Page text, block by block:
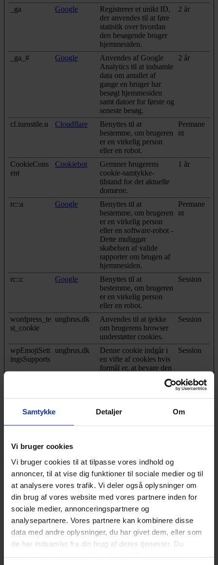
Samtykke Detaljer Om
Vi bruger cookies
Vi bruger cookies til at tilpasse vores indhold og
annoncer, til at vise dig funktioner til sociale medier og til
at analysere vores trafik. Vi deler også oplysninger om
din brug af vores website med vores partnere inden for
sociale medier, annonceringspartnere og
analysepartnere. Vores partnere kan kombinere disse
data med andre oplysninger, du har givet dem, eller som
de har indsamlet fra din brug af deres tjenester. Du
_ga Google
Registrerer et unikt ID,
der anvendes til at føre
statistik over hvordan
den besøgende bruger
hjemmesiden.
2 år
_ga_# Google
Anvendes af Google
Analytics til at indsamle
data om antallet af
gange en bruger har
besøgt hjemmesiden
samt datoer for første og
seneste besøg.
2 år
cf.turnstile.u Cloudflare
Benyttes til at
bestemme, om brugeren
er en virkelig person
eller en robot.
Permane
nt
CookieCons
ent
Cookiebot
Gemmer brugerens
cookie-samtykke-
tilstand for det aktuelle
domæne.
1 år
rc::a Google
Benyttes til at
bestemme, om brugeren
er en virkelig person
eller en software-robot -
Dette muliggør
skabelsen af valide
rapporter om brugen af
hjemmesiden.
Permane
nt
rc::c Google
Benyttes til at
bestemme, om brugeren
er en virkelig person
eller en robot.
Session
wordpress_te
st_cookie
ungbrus.dk
Anvendes til at tjekke
om brugerens browser
understøtter cookies.
Session
wpEmojiSett
ingsSupports
ungbrus.dk
Denne cookie indgår i
en vifte af cookies hvis
formål er, at bevare den
typografi, blog/billede-
hjemmesiden.
Session
Præferencer (1)
Præference cookies gør det muligt for en hjemmeside at huske
oplysninger, der ændrer den måde hjemmesiden ser ud eller
opfører sig på. F.eks. dit foretrukne sprog, eller den region, du
befinder dig i.
Navn Udbyder Formål
klaviyoOnsit
e
Klaviyo
Benyttes til at
administrere, om
eventuelle
Permane
nt